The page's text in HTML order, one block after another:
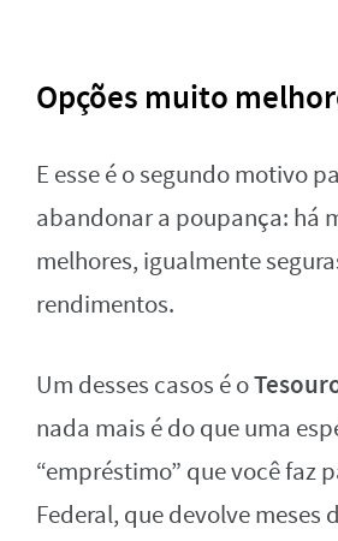
Opções muito
E esse é o segundo motivo
abandonar a poupança: há
melhores, igualmente
rendimentos.
Um desses casos é o
nada mais é do que uma
“empréstimo” que você faz
Federal, que devolve meses